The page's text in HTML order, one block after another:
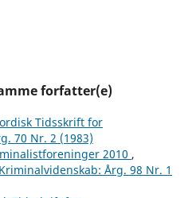
forfatter(e)
Tidsskrift for
70 Nr. 2 (1983)
2010 ,
Årg. 98 Nr. 1